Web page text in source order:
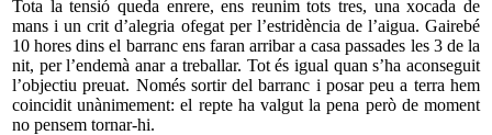
Tota la tensió queda enrere, ens reunim tots tres, una xocada de
mans i un crit d’alegria ofegat per l’estridència de l’aigua. Gairebé
10 hores dins el barranc ens faran arribar a casa passades les 3 de la
nit, per l’endemà anar a treballar. Tot és igual quan s’ha aconseguit
l’objectiu preuat. Només sortir del barranc i posar peu a terra hem
coincidit unànimement: el repte ha valgut la pena però de moment
no pensem tornar-hi.